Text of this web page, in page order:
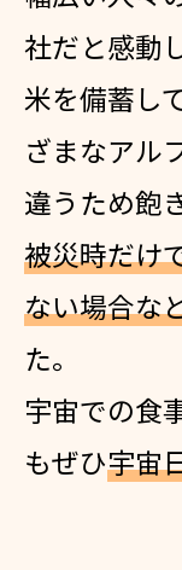
社だと感動
米を備蓄し
ざまなアル
違うため飽
被災時だけ
ない場合な
た。
宇宙での食
もぜひ宇宙